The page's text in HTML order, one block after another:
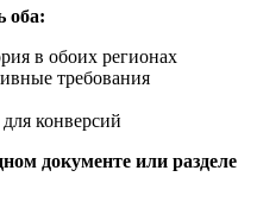
оба:
в обоих регионах
требования
конверсий
документе или разделе